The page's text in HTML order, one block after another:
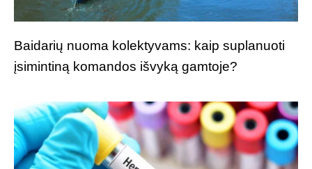
Baidarių nuoma kolektyvams: kaip suplanuoti
įsimintiną komandos išvyką gamtoje?